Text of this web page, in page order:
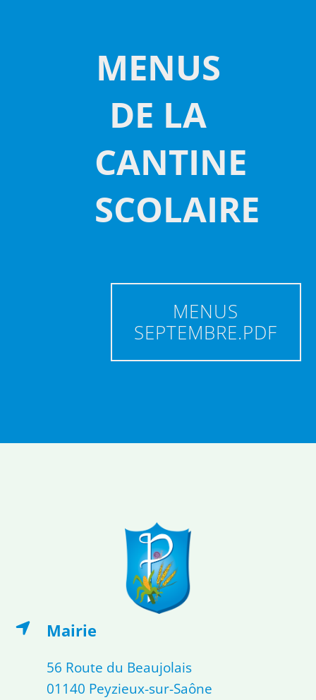
MENUS
DE LA
CANTINE
SCOLAIRE
MENUS
SEPTEMBRE.PDF
Mairie
56 Route du Beaujolais
01140 Peyzieux-sur-Saône